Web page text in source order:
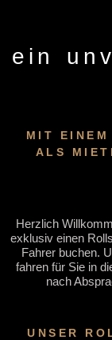
ein
MIT EINEM
ALS
Herzlich
exklusiv einen
Fahrer buchen.
fahren für Sie in
nach
UNSER